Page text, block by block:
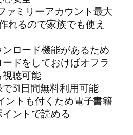
ァミリーアカウント最大
れるので家族でも使え
ロード機能があるため
ドをしておけばオフラ
聴可能
31日間無料利用可能
ントも付くため電子書籍
ントで読める